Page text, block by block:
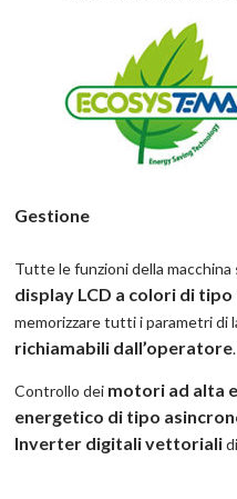
Gestione
Tutte le funzioni della
display LCD a colori di tipo
memorizzare tutti i parametri di
richiamabili dall’operatore.
Controllo dei motori ad alta
energetico di tipo
Inverter digitali vettoriali